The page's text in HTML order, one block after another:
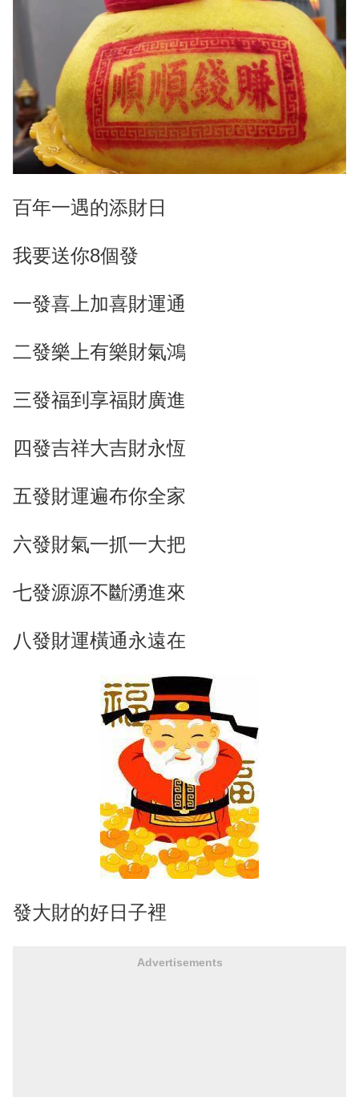
百年一遇的添財日
我要送你8個發
一發喜上加喜財運通
二發樂上有樂財氣鴻
三發福到享福財廣進
四發吉祥大吉財永恆
五發財運遍布你全家
六發財氣一抓一大把
七發源源不斷湧進來
八發財運橫通永遠在
發大財的好日子裡
Advertisements